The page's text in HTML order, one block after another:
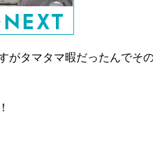
がタマタマ暇だったんでそ